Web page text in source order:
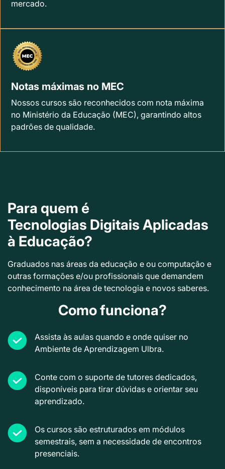
mercado.
Notas máximas no MEC
Nossos cursos são reconhecidos com nota máxima
no Ministério da Educação (MEC), garantindo altos
padrões de qualidade.
Para quem é
Tecnologias Digitais Aplicadas
à Educação?
Graduados nas áreas da educação e ou computação e
outras formações e/ou profissionais que demandem
conhecimento na área de tecnologia e novos saberes.
Como funciona?
Assista às aulas quando e onde quiser no
Ambiente de Aprendizagem Ulbra.
Conte com o suporte de tutores dedicados,
disponíveis para tirar dúvidas e orientar seu
aprendizado.
Os cursos são estruturados em módulos
semestrais, sem a necessidade de encontros
presenciais.